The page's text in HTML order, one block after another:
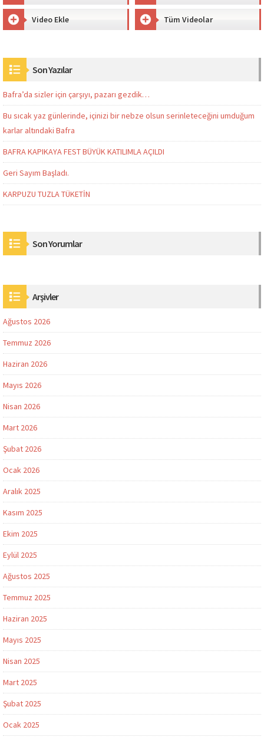
Video Ekle Tüm Videolar
Son Yazılar
Bafra’da sizler için çarşıyı, pazarı gezdik…
Bu sıcak yaz günlerinde, içinizi bir nebze olsun serinleteceğini umduğum
karlar altındaki Bafra
BAFRA KAPIKAYA FEST BÜYÜK KATILIMLA AÇILDI
Geri Sayım Başladı.
KARPUZU TUZLA TÜKETİN
Son Yorumlar
Arşivler
Ağustos 2026
Temmuz 2026
Haziran 2026
Mayıs 2026
Nisan 2026
Mart 2026
Şubat 2026
Ocak 2026
Aralık 2025
Kasım 2025
Ekim 2025
Eylül 2025
Ağustos 2025
Temmuz 2025
Haziran 2025
Mayıs 2025
Nisan 2025
Mart 2025
Şubat 2025
Ocak 2025